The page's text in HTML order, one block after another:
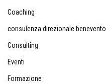
Coaching
consulenza direzionale benevento
Consulting
Eventi
Formazione